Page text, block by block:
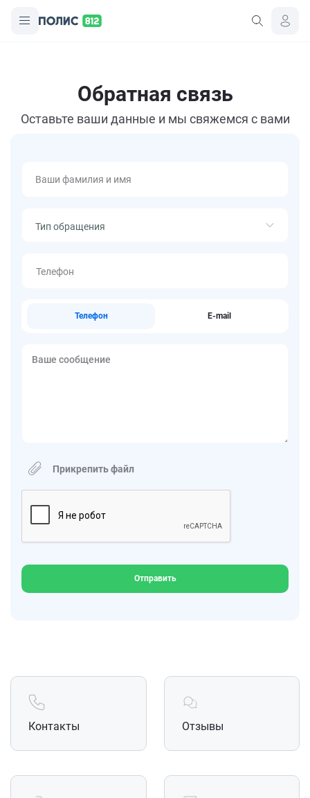
Контакты Отзывы
Обратная связь
Оставьте ваши данные и мы свяжемся с вами
Ваши фамилия и имя
Телефон
Телефон E-mail
Ваше сообщение
Прикрепить файл
Отправить